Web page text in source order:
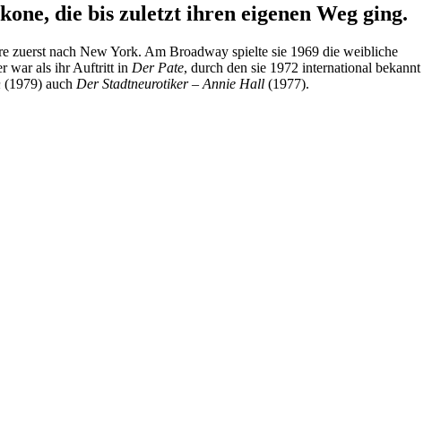
die bis zuletzt ihren eigenen Weg ging.
zuerst nach New York. Am Broadway spielte sie 1969 die weibliche
war als ihr Auftritt in Der Pate, durch den sie 1972 international bekannt
(1979) auch Der Stadtneurotiker – Annie Hall (1977).